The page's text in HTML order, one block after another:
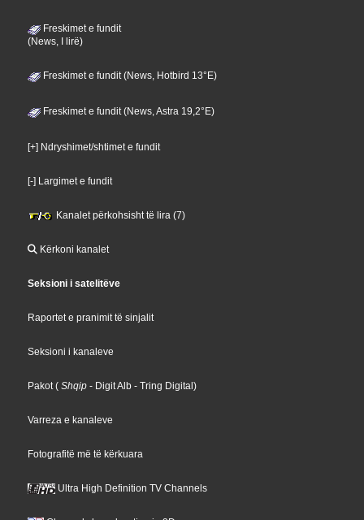
Freskimet e fundit
(News, I lirë)
Freskimet e fundit (News, Hotbird 13°E)
Freskimet e fundit (News, Astra 19,2°E)
[+] Ndryshimet/shtimet e fundit
[-] Largimet e fundit
Kanalet përkohsisht të lira (7)
Kërkoni kanalet
Seksioni i satelitëve
Raportet e pranimit të sinjalit
Seksioni i kanaleve
Pakot( Shqip - Digit Alb - Tring Digital)
Varreza e kanaleve
Fotografitë më të kërkuara
Ultra High Definition TV Channels